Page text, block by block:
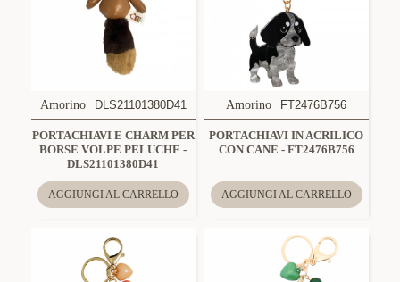
Amorino DLS21101380D41
PORTACHIAVI E CHARM PER
BORSE VOLPE PELUCHE -
DLS21101380D41
AGGIUNGI AL CARRELLO
Amorino FT2476B756
PORTACHIAVI IN ACRILICO
CON CANE - FT2476B756
AGGIUNGI AL CARRELLO